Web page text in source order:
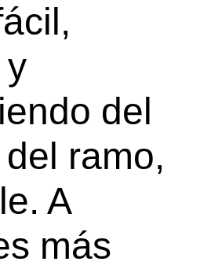
del
ramo,
A
más